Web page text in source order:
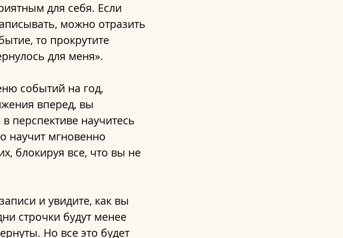
для себя. Если
можно отразить
то прокрутите
для меня».
событий на год,
вперед, вы
перспективе научитесь
научит мгновенно
блокируя все, что вы не
и увидите, как вы
строчки будут менее
Но все это будет